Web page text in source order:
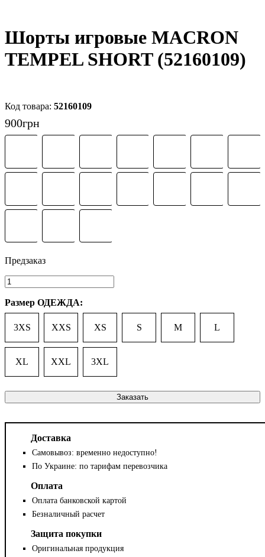
Шорты игровые MACRON
TEMPEL SHORT (52160109)
52160109
900грн
Размер ОДЕЖДА:
3XS XXS XS S M L
XL XXL 3XL
Заказать
Доставка
Самовывоз: временно недоступно!
По Украине: по тарифам перевозчика
Оплата
Оплата банковской картой
Безналичный расчет
Защита покупки
Оригинальная продукция